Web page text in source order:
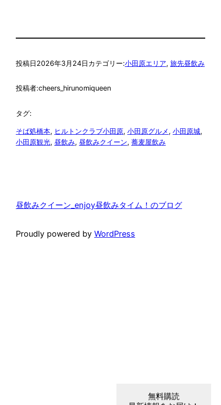
投稿日2026年3月24日カテゴリー:小田原エリア, 旅先昼飲み
投稿者:cheers_hirunomiqueen
タグ:
そば処橋本, ヒルトンクラブ小田原, 小田原グルメ, 小田原城
小田原観光, 昼飲み, 昼飲みクイーン, 蕎麦屋飲み
昼飲みクイーン_enjoy昼飲みタイム！のブログ
Proudly powered by WordPress
無料購読